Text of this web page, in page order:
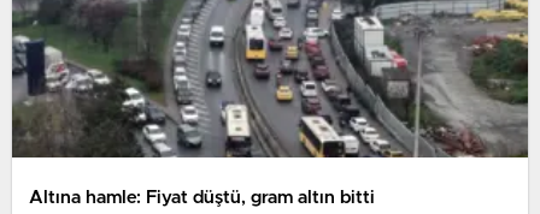
Altına hamle: Fiyat düştü, gram altın bitti